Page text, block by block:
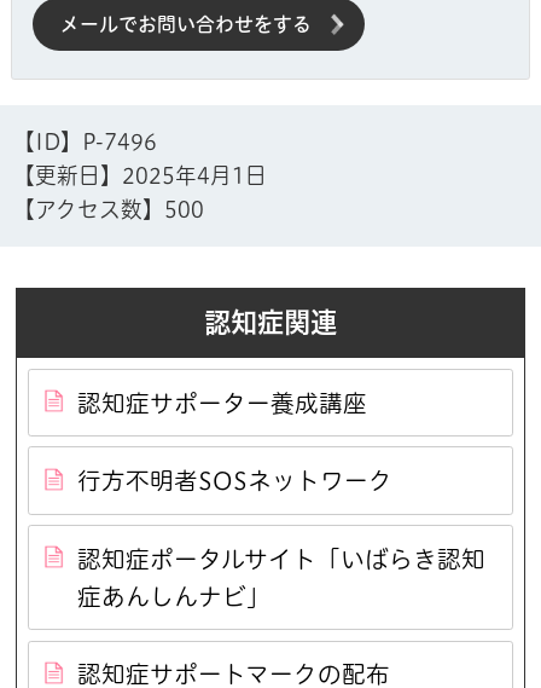
メールでお問い合わせをする
【ID】
P-7496
【更新日】 2025年4月1日
【アクセス数】
500
認知症関連
認知症サポーター養成講座
行方不明者SOSネットワーク
認知症ポータルサイト「いばらき認知
症あんしんナビ」
認知症サポートマークの配布